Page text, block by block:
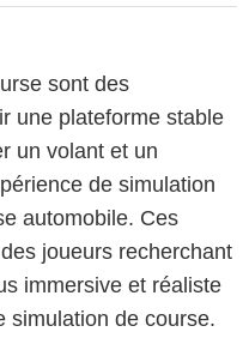
sont des
une plateforme stable
un volant et un
de simulation
automobile. Ces
joueurs recherchant
immersive et réaliste
simulation de course.